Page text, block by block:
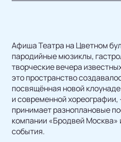
Афиша Театра на Цветном
пародийные мюзиклы,
творческие вечера
это пространство
посвящённая новой
и современной хореографии,
принимает разноплановые
компании «Бродвей Москва»
события.